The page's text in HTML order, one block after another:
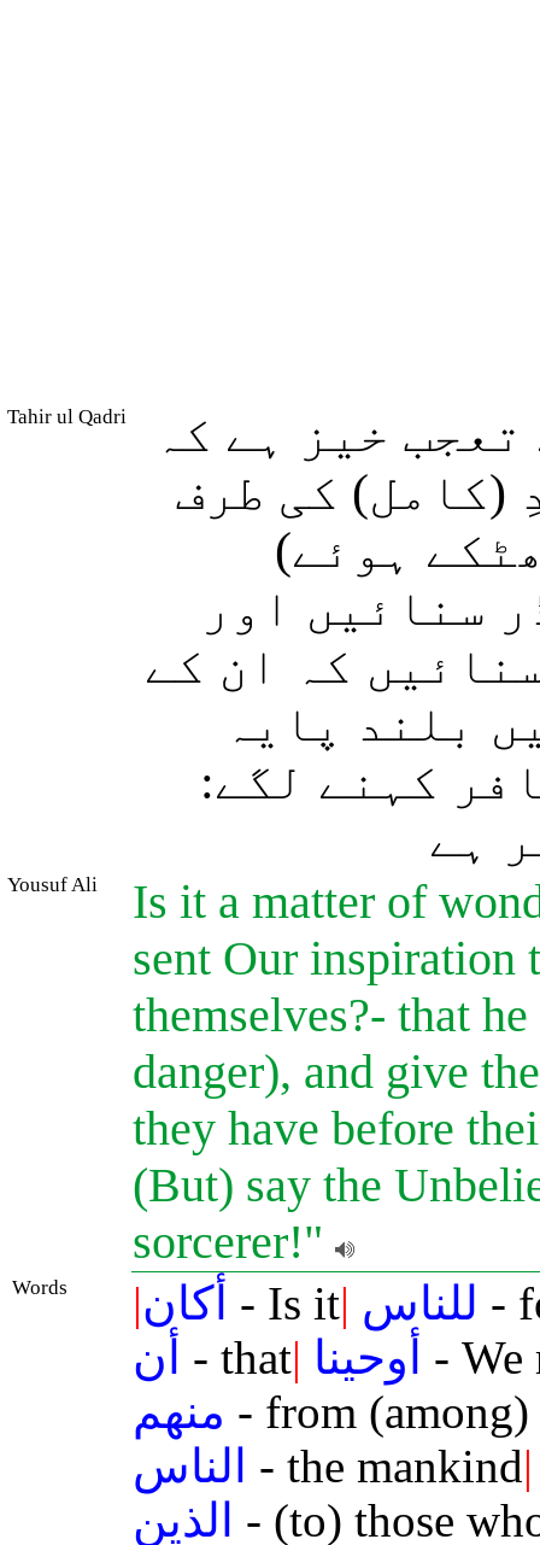
Tahir ul Qadri
خیز ہے کہ
(کامل) کی طرف
ہوئے)
سنائیں اور
کہ ان کے
بلند پایہ
کہنے لگے:
ہے
Yousuf Ali
Is it a matter of
sent Our inspiration
themselves?- that
danger), and give
they have before
(But) say the
sorcerer!"
Words |أكان - Is it| للناس -
أن - that| أوحينا - We
منهم - from (among)
الناس - the mankind|
الذين - (to) those